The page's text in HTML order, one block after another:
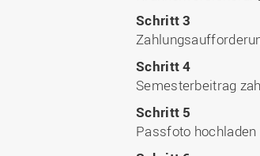
Schritt 3
Schritt 4
Semesterbeitrag
Schritt 5
Passfoto hochladen